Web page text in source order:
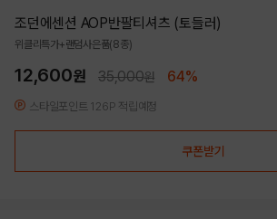
조던에센션 AOP반팔티셔츠 (토들러)
위클리특가+랜덤사은품(8종)
12,600원 35,000원 64%
스타일포인트 126P 적립예정
쿠폰받기